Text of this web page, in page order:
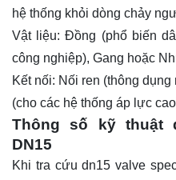
hệ thống khỏi dòng chảy
Vật liệu: Đồng (phổ biến
công nghiệp), Gang hoặc
Kết nối: Nối ren (thông
(cho các hệ thống áp lực
Thông số kỹ thuật
DN15
Khi tra cứu dn15 valve